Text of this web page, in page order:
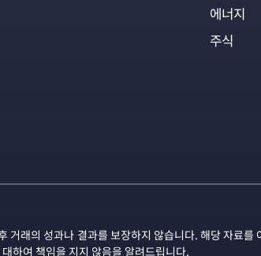
에너지
주식
래의 성과나 결과를 보장하지 않습니다. 해당 자료
하여 책임을 지지 않음을 알려드립니다.